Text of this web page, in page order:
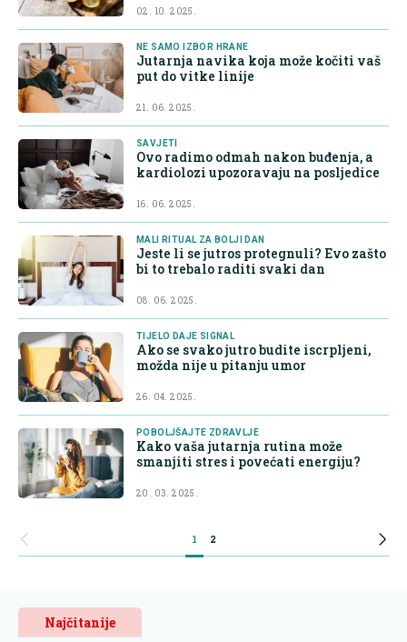
02. 10. 2025.
NE SAMO IZBOR HRANE
Jutarnja navika koja može kočiti vaš
put do vitke linije
21. 06. 2025.
SAVJETI
Ovo radimo odmah nakon buđenja, a
kardiolozi upozoravaju na posljedice
16. 06. 2025.
MALI RITUAL ZA BOLJI DAN
Jeste li se jutros protegnuli? Evo zašto
bi to trebalo raditi svaki dan
08. 06. 2025.
TIJELO DAJE SIGNAL
Ako se svako jutro budite iscrpljeni,
možda nije u pitanju umor
26. 04. 2025.
POBOLJŠAJTE ZDRAVLJE
Kako vaša jutarnja rutina može
smanjiti stres i povećati energiju?
20. 03. 2025.
1 2
Najčitanije